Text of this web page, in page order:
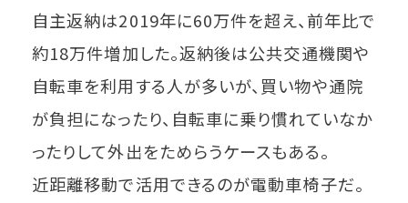
自主返納は2019年に60万件を超え、前年比で
約18万件増加した。返納後は公共交通機関や
自転車を利用する人が多いが、買い物や通院
が負担になったり、自転車に乗り慣れていなか
ったりして外出をためらうケースもある。
近距離移動で活用できるのが電動車椅子だ。